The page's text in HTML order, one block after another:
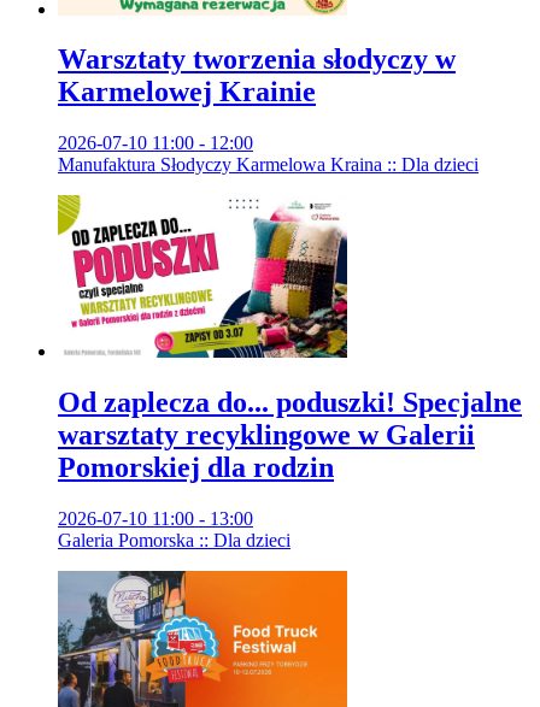
Warsztaty tworzenia słodyczy w
Karmelowej Krainie
2026-07-10 11:00 - 12:00
Manufaktura Słodyczy Karmelowa Kraina :: Dla dzieci
Od zaplecza do... poduszki! Specjalne
warsztaty recyklingowe w Galerii
Pomorskiej dla rodzin
2026-07-10 11:00 - 13:00
Galeria Pomorska :: Dla dzieci